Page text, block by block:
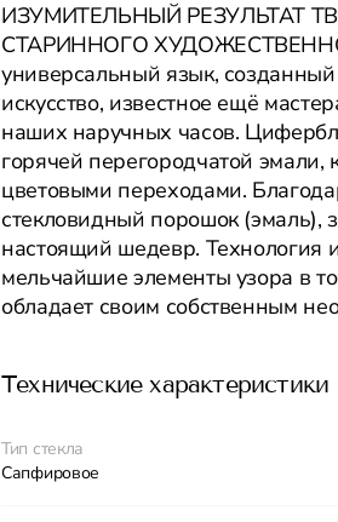
ИЗУМИТЕЛЬНЫЙ РЕЗУЛЬТАТ
СТАРИННОГО
универсальный язык,
искусство, известное ещё
наших наручных часов.
горячей перегородчатой
цветовыми переходами.
стекловидный порошок
настоящий шедевр. Технология
мельчайшие элементы узора в
обладает своим собственным
Технические характеристики
Тип стекла
Сапфировое